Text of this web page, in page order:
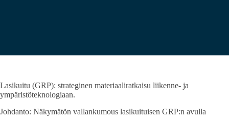
Lasikuitu (GRP): strateginen materiaaliratkaisu liikenne- ja
ympäristöteknologiaan.
Johdanto: Näkymätön vallankumous lasikuituisen GRP:n avulla